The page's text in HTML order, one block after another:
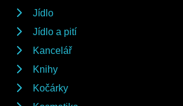
Jídlo
Jídlo a pití
Kancelář
Knihy
Kočárky